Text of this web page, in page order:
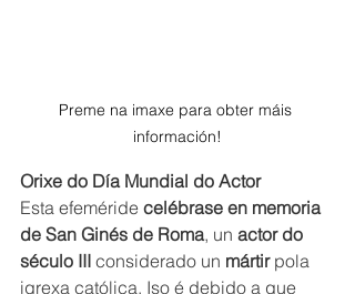
Preme na imaxe para obter máis
información!
Orixe do Día Mundial do Actor
Esta efeméride celébrase en memoria
de San Ginés de Roma, un actor do
século III considerado un mártir pola
igrexa católica. Iso é debido a que